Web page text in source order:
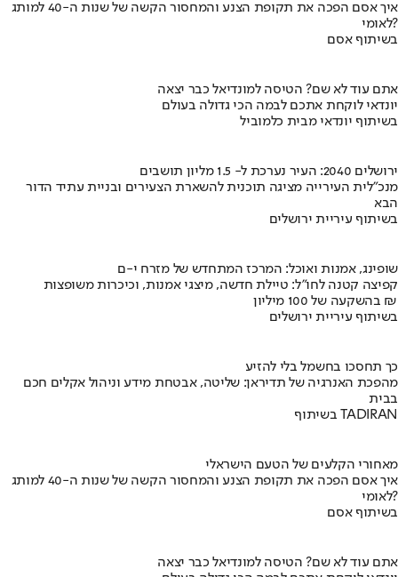
איך אסם הפכה את תקופת הצנע והמחסור הקשה של שנות ה-40 למותג
לאומי?
בשיתוף אסם
אתם עוד לא שם? הטיסה למונדיאל כבר יצאה
יונדאי לוקחת אתכם לבמה הכי גדולה בעולם
בשיתוף יונדאי מבית כלמוביל
ירושלים 2040: העיר נערכת ל- 1.5 מליון תושבים
מנכ"לית העירייה מציגה תוכנית להשארת הצעירים ובניית עתיד הדור
הבא
בשיתוף עיריית ירושלים
שופינג, אמנות ואוכל: המרכז המתחדש של מזרח י-ם
קפיצה קטנה לחו"ל: טיילת חדשה, מיצגי אמנות, וכיכרות משופצות
בהשקעה של 100 מיליון ₪
בשיתוף עיריית ירושלים
כך תחסכו בחשמל בלי להזיע
מהפכת האנרגיה של תדיראן: שליטה, אבטחת מידע וניהול אקלים חכם
בבית
בשיתוף TADIRAN
מאחורי הקלעים של הטעם הישראלי
איך אסם הפכה את תקופת הצנע והמחסור הקשה של שנות ה-40 למותג
לאומי?
בשיתוף אסם
אתם עוד לא שם? הטיסה למונדיאל כבר יצאה